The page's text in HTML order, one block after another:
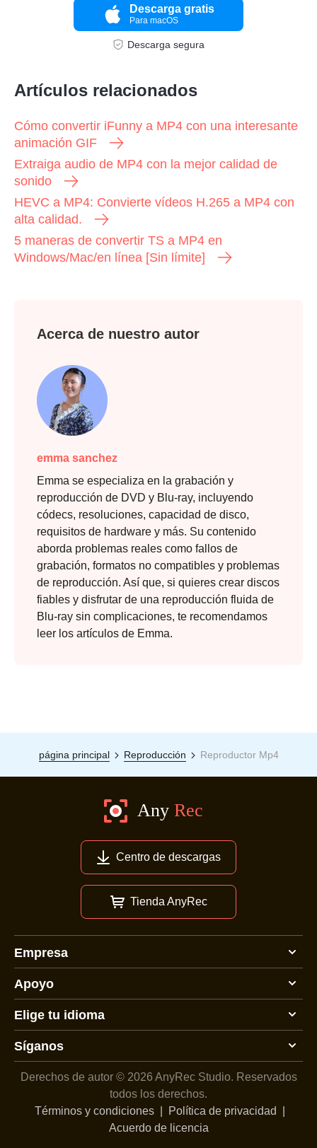
Descarga gratis
Para macOS
Descarga segura
Artículos relacionados
Cómo convertir iFunny a MP4 con una interesante
animación GIF
Extraiga audio de MP4 con la mejor calidad de
sonido
HEVC a MP4: Convierte vídeos H.265 a MP4 con
alta calidad.
5 maneras de convertir TS a MP4 en
Windows/Mac/en línea [Sin límite]
Acerca de nuestro autor
emma sanchez
Emma se especializa en la grabación y
reproducción de DVD y Blu-ray, incluyendo
códecs, resoluciones, capacidad de disco,
requisitos de hardware y más. Su contenido
aborda problemas reales como fallos de
grabación, formatos no compatibles y problemas
de reproducción. Así que, si quieres crear discos
fiables y disfrutar de una reproducción fluida de
Blu-ray sin complicaciones, te recomendamos
leer los artículos de Emma.
página principal Reproducción Reproductor Mp4
Centro de descargas
Tienda AnyRec
Empresa
Apoyo
Elige tu idioma
Síganos
Derechos de autor © 2026 AnyRec Studio. Reservados
todos los derechos.
Términos y condiciones
Política de privacidad
Acuerdo de licencia